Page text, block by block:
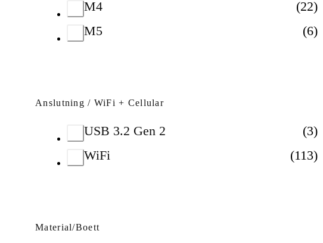
M4
(22)
M5
(6)
Anslutning / WiFi + Cellular
USB 3.2 Gen 2 (3)
WiFi
(113)
Material/Boett